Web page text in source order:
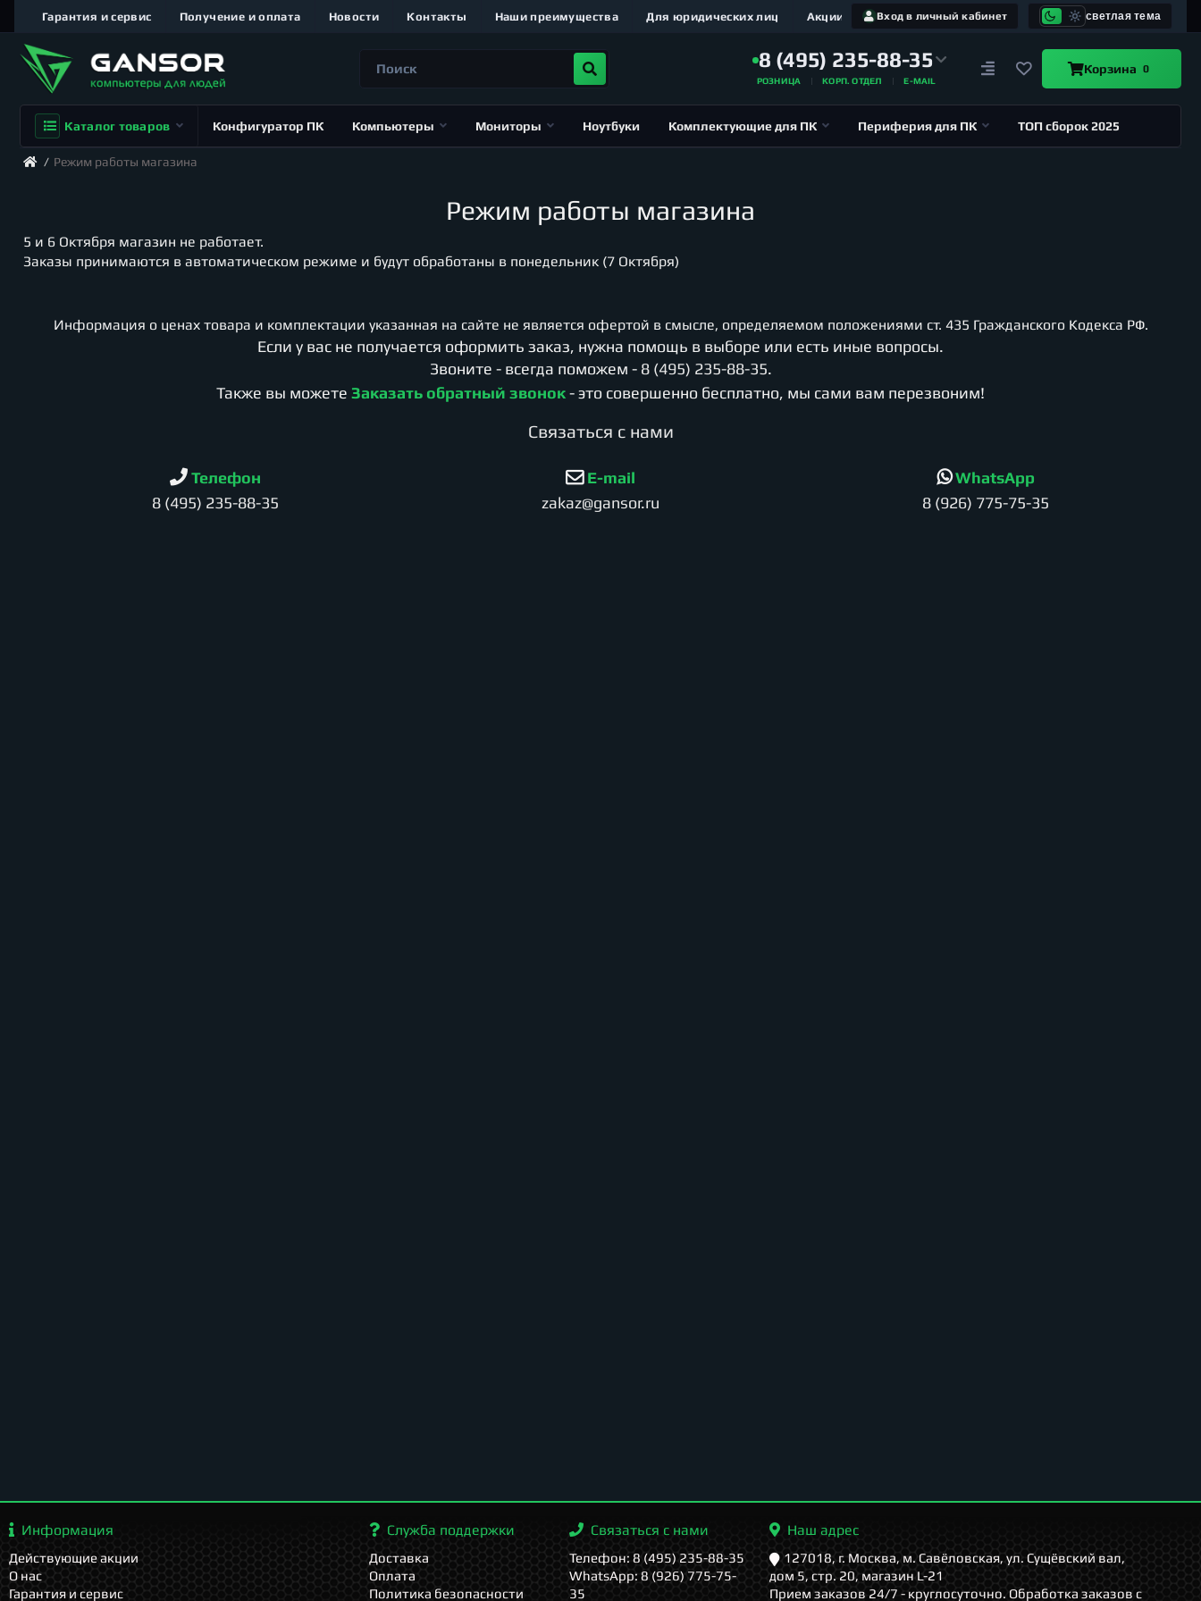
Вход в личный кабинет светлая тема
Гарантия и сервис Получение и оплата Новости Контакты Наши преимущества Для юридических лиц Акции
8 (495) 235-88-35
РОЗНИЦА КОРП. ОТДЕЛ E-MAIL
Корзина 0
Каталог товаров Конфигуратор ПК Компьютеры Мониторы Ноутбуки Комплектующие для ПК Периферия для ПК ТОП сборок 2025
Режим работы магазина
Режим работы магазина
5 и 6 Октября магазин не работает.
Заказы принимаются в автоматическом режиме и будут обработаны в понедельник (7 Октября)
Информация о ценах товара и комплектации указанная на сайте не является офертой в смысле, определяемом положениями ст. 435 Гражданского Кодекса РФ.
Если у вас не получается оформить заказ, нужна помощь в выборе или есть иные вопросы.
Звоните - всегда поможем - 8 (495) 235-88-35.
Также вы можете Заказать обратный звонок- это совершенно бесплатно, мы сами вам перезвоним!
Cвязаться с нами
Телефон
8 (495) 235-88-35
E-mail
zakaz@gansor.ru
WhatsApp
8 (926) 775-75-35
Информация
Действующие акции
О нас
Гарантия и сервис
Служба поддержки
Доставка
Оплата
Политика безопасности
Связаться с нами
Телефон: 8 (495) 235-88-35
WhatsApp: 8 (926) 775-75-
35
Наш адрес
127018, г. Москва, м. Савёловская, ул. Сущёвский вал,
дом 5, стр. 20, магазин L-21
Прием заказов 24/7 - круглосуточно. Обработка заказов с